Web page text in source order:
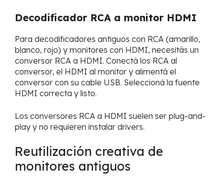
Decodificador RCA a monitor HDMI
Para decodificadores antiguos con RCA (amarillo,
blanco, rojo) y monitores con HDMI, necesitás un
conversor RCA a HDMI. Conectá los RCA al
conversor, el HDMI al monitor y alimentá el
conversor con su cable USB. Seleccioná la fuente
HDMI correcta y listo.
Los conversores RCA a HDMI suelen ser plug-and-
play y no requieren instalar drivers.
Reutilización creativa de
monitores antiguos